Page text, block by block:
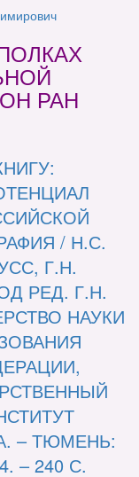
РАН
/ Н.С.
Г.Н.
РЕД. Г.Н.
НАУКИ
– ТЮМЕНЬ:
– 240 С.